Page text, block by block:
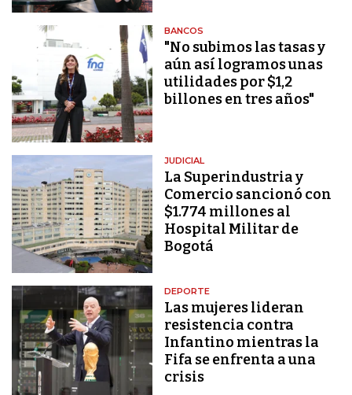
BANCOS
"No subimos las tasas y
aún así logramos unas
utilidades por $1,2
billones en tres años"
JUDICIAL
La Superindustria y
Comercio sancionó con
$1.774 millones al
Hospital Militar de
Bogotá
DEPORTE
Las mujeres lideran
resistencia contra
Infantino mientras la
Fifa se enfrenta a una
crisis